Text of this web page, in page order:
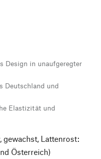
Design in unaufgeregter
Deutschland und
Elastizität und
gewachst, Lattenrost:
Österreich)